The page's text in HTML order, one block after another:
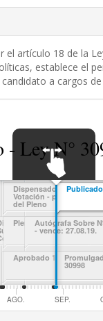
el artículo 18 de la
establece el
a cargos
- Ley N°
SWIPE TO
NAVIGATE
Favorable
y
Mayoria -
En Relatoría 15.07.19
Pleno (en debate) - 1/4
intermedio
Nuevo Texto -
Sustitutorio de la
Presidenta de la
Comisión de
Constitución,
Congresista Bartra
Barriga, presentado en
Sala
Pleno (en debate)
Aprobado 1ra. votación
Dispensado 2da
Votación - por Acuerdo
del Pleno
Autógrafa Sobre
- vence: 27.08.19.
30998
Publicado
AGO. SEP.